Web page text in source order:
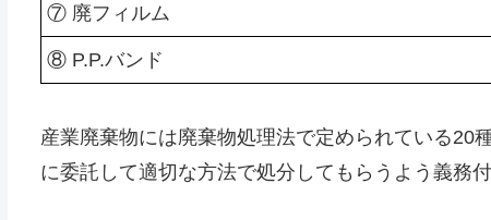
⑦ 廃フィルム
⑧ P.P.バンド
産業廃棄物には廃棄物処理法で定められている20
に委託して適切な方法で処分してもらうよう義務